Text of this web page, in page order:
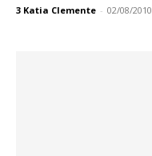
3 Katia Clemente - 02/08/2010